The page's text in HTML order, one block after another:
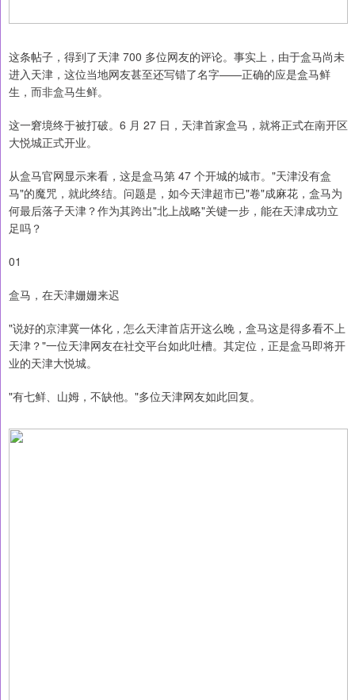
这条帖子，得到了天津 700 多位网友的评论。事实上，由于盒马尚未
进入天津，这位当地网友甚至还写错了名字——正确的应是盒马鲜
生，而非盒马生鲜。
这一窘境终于被打破。6 月 27 日，天津首家盒马，就将正式在南开区
大悦城正式开业。
从盒马官网显示来看，这是盒马第 47 个开城的城市。"天津没有盒
马"的魔咒，就此终结。问题是，如今天津超市已"卷"成麻花，盒马为
何最后落子天津？作为其跨出"北上战略"关键一步，能在天津成功立
足吗？
01
盒马，在天津姗姗来迟
"说好的京津冀一体化，怎么天津首店开这么晚，盒马这是得多看不上
天津？"一位天津网友在社交平台如此吐槽。其定位，正是盒马即将开
业的天津大悦城。
"有七鲜、山姆，不缺他。"多位天津网友如此回复。